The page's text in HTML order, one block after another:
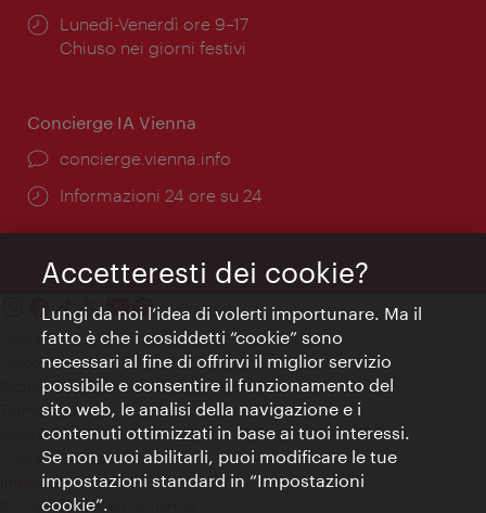
Orari
di
Lunedì-Venerdì ore 9–17
Chiuso nei giorni festivi
Concierge IA Vienna
Ort:
concierge.vienna.info
Öffnungszeiten:
Informazioni 24 ore su 24
Contatti
Colophon
Dichiarazione sulla protezione dei dati
Terms of Use
Accessibilità
Contatto stampa
Impostazioni cookie
© Copyright WienTourismus
Accetteresti dei cookie?
Lungi da noi l’idea di volerti importunare. Ma il
fatto è che i cosiddetti “cookie” sono
necessari al fine di offrirvi il miglior servizio
possibile e consentire il funzionamento del
sito web, le analisi della navigazione e i
contenuti ottimizzati in base ai tuoi interessi.
Se non vuoi abilitarli, puoi modificare le tue
impostazioni standard in “Impostazioni
cookie”.